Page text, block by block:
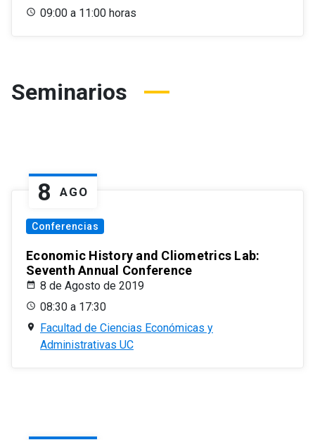
09:00 a 11:00 horas
Seminarios
8 AGO
Conferencias
Economic History and Cliometrics Lab:
Seventh Annual Conference
8 de Agosto de 2019
08:30 a 17:30
Facultad de Ciencias Económicas y
Administrativas UC